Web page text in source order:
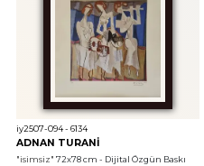
iy2507-094 - 6134
ADNAN TURANİ
"isimsiz" 72x78 cm - Dijital Özgün Baskı